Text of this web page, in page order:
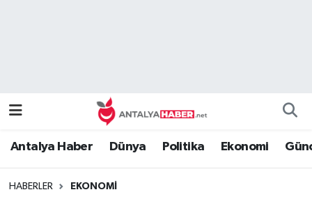
Antalya Haber Dünya Politika Ekonomi
HABERLER EKONOMI
Namaz Vakitleri